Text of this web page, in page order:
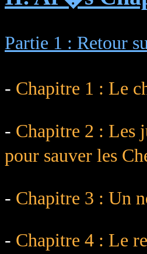
Partie 1 : Retour
- Chapitre 1 : Le
- Chapitre 2 : Les
pour sauver les
- Chapitre 3 : Un
- Chapitre 4 : Le